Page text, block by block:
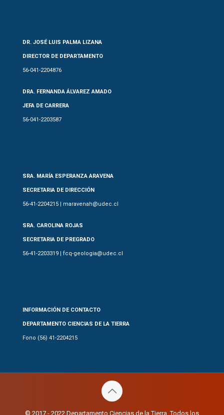
DR. JOSÉ LUIS PALMA LIZANA
DIRECTOR DE DEPARTAMENTO
56-041-2204876
DRA. FERNANDA ÁLVAREZ AMADO
JEFA DE CARRERA
56-041-2203587
SRA. MARÍA ESPERANZA ARAVENA
SECRETARIA DE DIRECCIÓN
56-41-2204215 | maravenah@udec.cl
SRA. CAROLINA ROJAS
SECRETARIA DE PREGRADO
56-41-2203319 | fcq-geologia@udec.cl
INFORMACIÓN DE CONTACTO
DEPARTAMENTO CIENCIAS DE LA TIERRA
Fono (56) 41-2204215
© 2017 - 2022 Departamento Ciencias de la Tierra. Todos los